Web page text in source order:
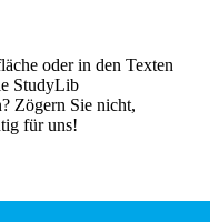
oder in den Texten
StudyLib
Zögern Sie nicht,
für uns!